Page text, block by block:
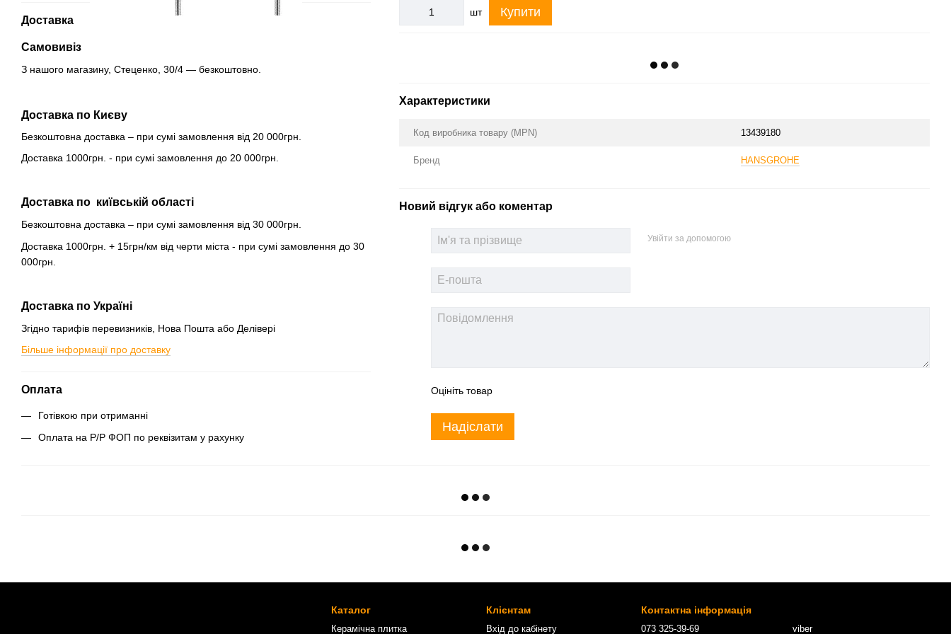
Доставка
Самовивіз
З нашого магазину, Стеценко, 30/4 — безкоштовно.
Доставка по Києву
Безкоштовна доставка – при сумі замовлення від 20 000грн.
Доставка 1000грн. - при сумі замовлення до 20 000грн.
Доставка по київській області
Безкоштовна доставка – при сумі замовлення від 30 000грн.
Доставка 1000грн. + 15грн/км від черти міста - при сумі замовлення до 30
000грн.
Доставка по Україні
Згідно тарифів перевизників, Нова Пошта або Делівері
Більше інформації про доставку
Оплата
Готівкою при отриманні
Оплата на Р/Р ФОП по реквізитам у рахунку
шт Купити
Характеристики
Код виробника товару (MPN) 13439180
Бренд HANSGROHE
Новий відгук або коментар
Увійти за допомогою
Оцініть товар
Надіслати
Каталог
Керамічна плитка
Клієнтам
Вхід до кабінету
Контактна інформація
073 325-39-69 viber